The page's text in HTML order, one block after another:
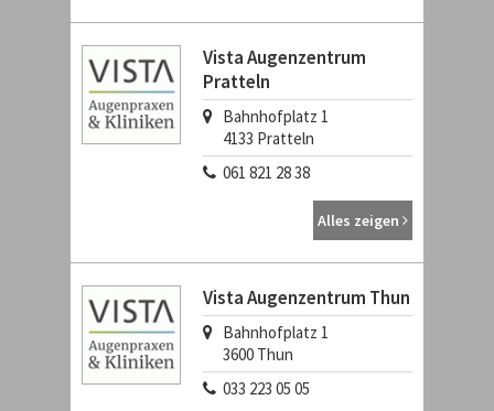
Vista Augenzentrum
Pratteln
Bahnhofplatz 1
4133 Pratteln
061 821 28 38
Alles zeigen
Vista Augenzentrum Thun
Bahnhofplatz 1
3600 Thun
033 223 05 05